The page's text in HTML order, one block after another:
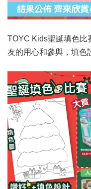
TOYC Kids聖誕填色比
友的用心和參與，填色